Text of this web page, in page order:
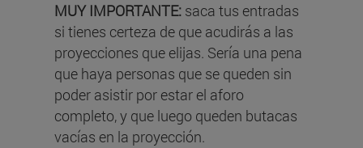
MUY IMPORTANTE: saca tus entradas
si tienes certeza de que acudirás a las
proyecciones que elijas. Sería una pena
que haya personas que se queden sin
poder asistir por estar el aforo
completo, y que luego queden butacas
vacías en la proyección.